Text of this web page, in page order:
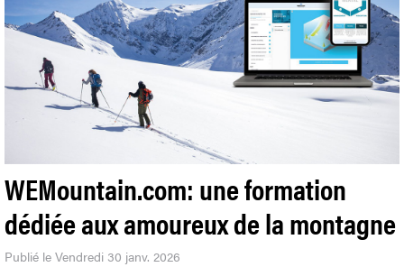
WEMountain.com: une formation
dédiée aux amoureux de la montagne
Publié le Vendredi 30 janv. 2026